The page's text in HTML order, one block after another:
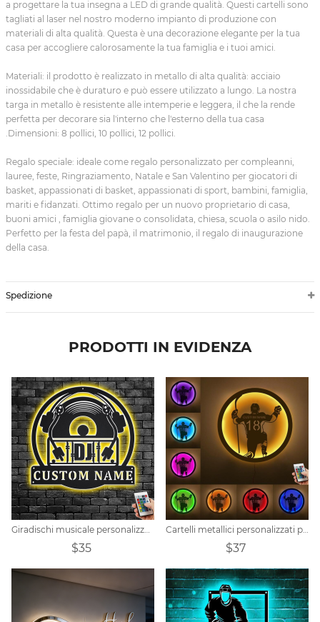
a progettare la tua insegna a LED di grande qualità. Questi cartelli sono
tagliati al laser nel nostro moderno impianto di produzione con
materiali di alta qualità. Questa è una decorazione elegante per la tua
casa per accogliere calorosamente la tua famiglia e i tuoi amici.
Materiali: il prodotto è realizzato in metallo di alta qualità: acciaio
inossidabile che è duraturo e può essere utilizzato a lungo. La nostra
targa in metallo è resistente alle intemperie e leggera, il che la rende
perfetta per decorare sia l'interno che l'esterno della tua casa
.Dimensioni: 8 pollici, 10 pollici, 12 pollici.
Regalo speciale: ideale come regalo personalizzato per compleanni,
lauree, feste, Ringraziamento, Natale e San Valentino per giocatori di
basket, appassionati di basket, appassionati di sport, bambini, famiglia,
mariti e fidanzati. Ottimo regalo per un nuovo proprietario di casa,
buoni amici , famiglia giovane o consolidata, chiesa, scuola o asilo nido.
Perfetto per la festa del papà, il matrimonio, il regalo di inaugurazione
della casa.
Spedizione
PRODOTTI IN EVIDENZA
Giradischi musicale personalizzato da parete in metallo con luce a LED
$35
Cartelli metallici personalizzati per hockey
$37